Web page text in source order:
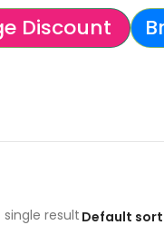
Discount
result